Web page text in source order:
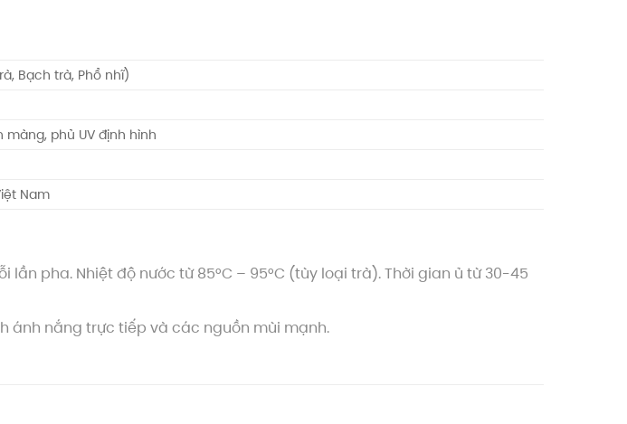
Bạch trà, Phổ nhĩ)
phủ UV định hình
Nam
pha. Nhiệt độ nước từ 85°C – 95°C (tùy loại trà). Thời gian ủ từ 30-45
ánh nắng trực tiếp và các nguồn mùi mạnh.